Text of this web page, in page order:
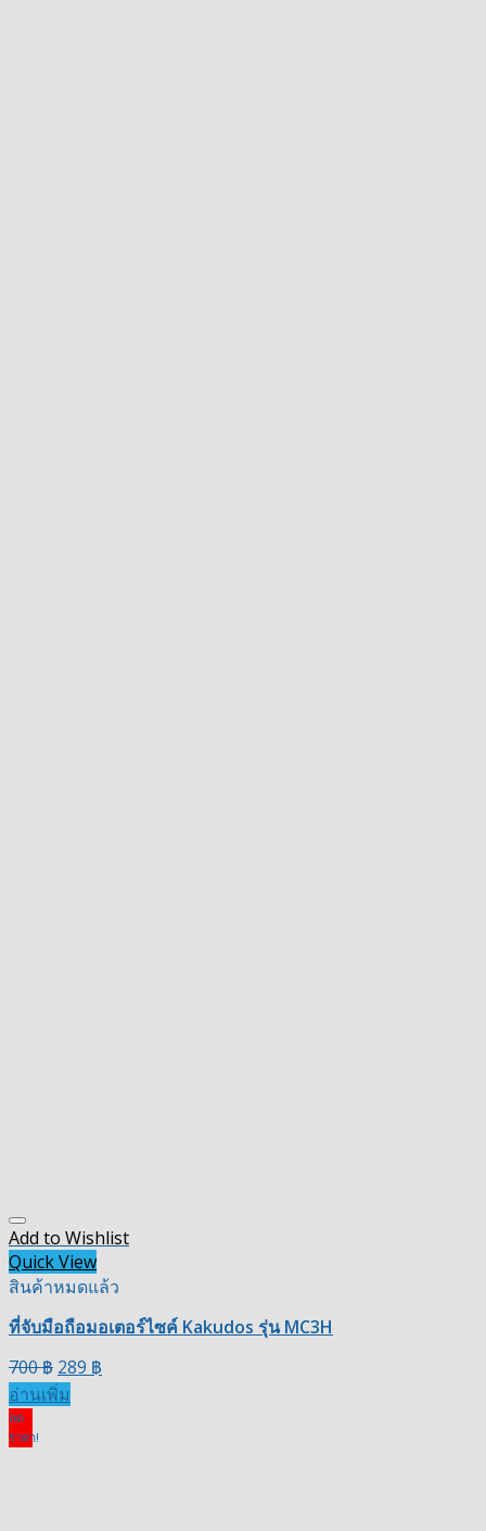
Add to Wishlist
Quick View
สินค้าหมดแล้ว
ที่จับมือถือมอเตอร์ไซค์ Kakudos รุ่น MC3H
700฿ 289 ฿
อ่านเพิ่ม
ลด
ราคา!